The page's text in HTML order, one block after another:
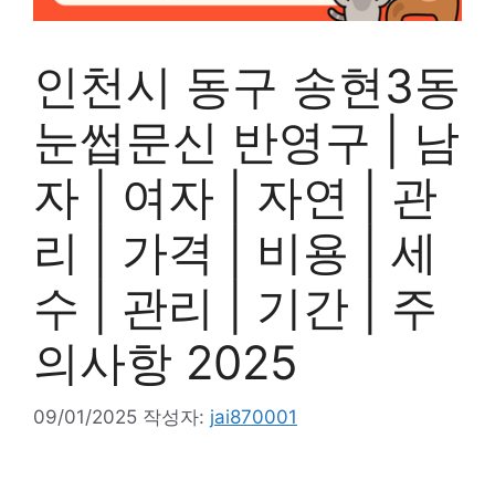
인천시 동구 송현3동
눈썹문신 반영구 | 남
자 | 여자 | 자연 | 관
리 | 가격 | 비용 | 세
수 | 관리 | 기간 | 주
의사항 2025
09/01/2025 작성자: jai870001